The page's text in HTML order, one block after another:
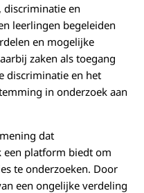
discriminatie en
leerlingen begeleiden
en mogelijke
zaken als toegang
discriminatie en het
in onderzoek aan
dat
platform biedt om
te onderzoeken. Door
een ongelijke verdeling